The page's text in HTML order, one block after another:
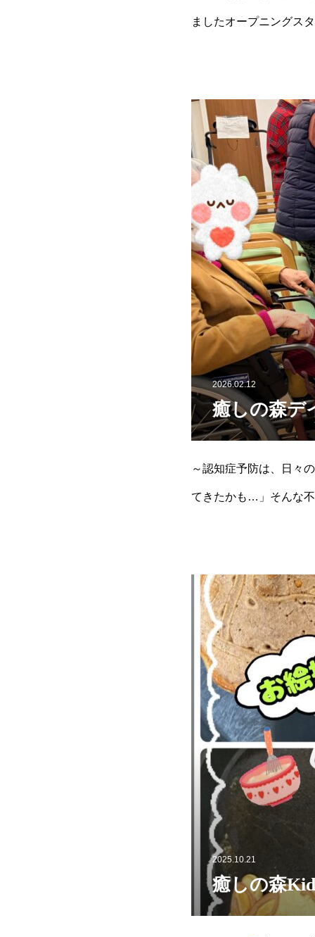
ましたオープニングス
2026.02.12
癒しの森デ
～認知症予防は、日々
てきたかも…」そんな
2025.10.21
癒しの森